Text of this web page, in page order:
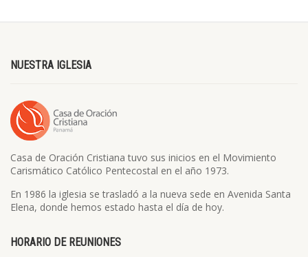
NUESTRA IGLESIA
Casa de Oración Cristiana tuvo sus inicios en el Movimiento
Carismático Católico Pentecostal en el año 1973.
En 1986 la iglesia se trasladó a la nueva sede en Avenida Santa
Elena, donde hemos estado hasta el día de hoy.
HORARIO DE REUNIONES